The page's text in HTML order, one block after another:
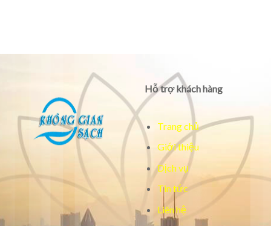
Hỗ trợ khách hàng
Trang chủ
Giới thiệu
Dịch vụ
Tin tức
Liên hệ